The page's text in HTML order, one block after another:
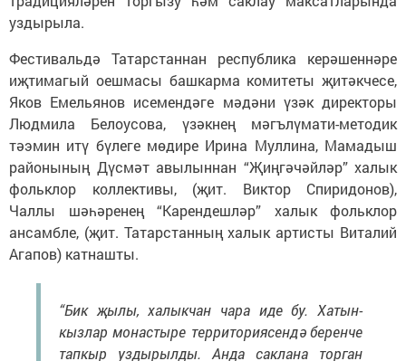
уздырыла.
Фестивальдә Татарстаннан республика керәшеннәре
иҗтимагый оешмасы башкарма комитеты җитәкчесе,
Яков Емельянов исемендәге мәдәни үзәк директоры
Людмила Белоусова, үзәкнең мәгълүмати-методик
тәэмин итү бүлеге мөдире Ирина Муллина, Мамадыш
районының Дүсмәт авылыннан “Җиңгәчәйләр” халык
фольклор коллективы, (җит. Виктор Спиридонов),
Чаллы шәһәренең “Карендешләр” халык фольклор
ансамбле, (җит. Татарстанның халык артисты Виталий
Агапов) катнашты.
“Бик җылы, халыкчан чара иде бу. Хатын-
кызлар монастыре территориясендә беренче
тапкыр уздырылды. Анда саклана торган